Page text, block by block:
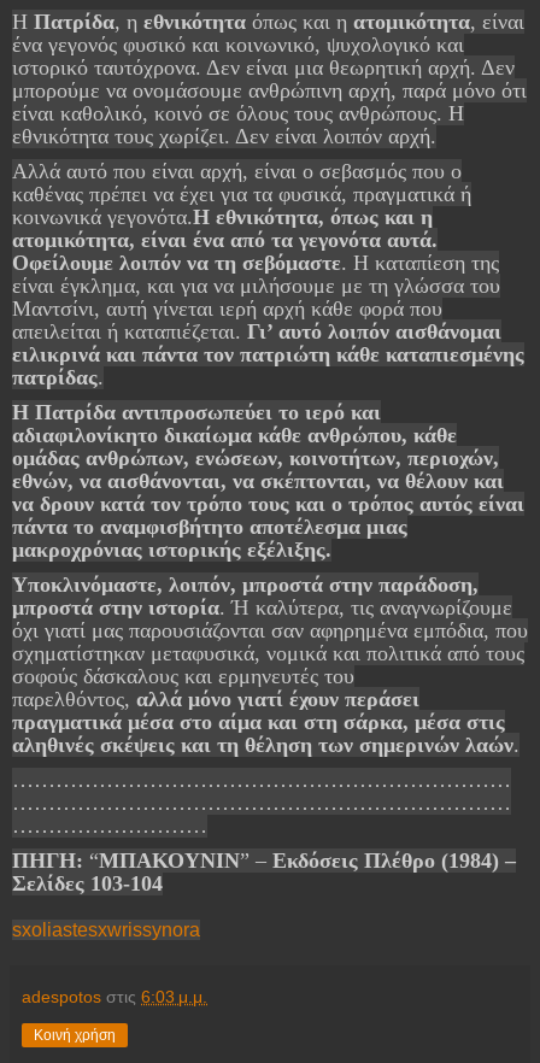
Η Πατρίδα, η εθνικότητα όπως και η ατομικότητα, είναι
ένα γεγονός φυσικό και κοινωνικό, ψυχολογικό και
ιστορικό ταυτόχρονα. Δεν είναι μια θεωρητική αρχή. Δεν
μπορούμε να ονομάσουμε ανθρώπινη αρχή, παρά μόνο ότι
είναι καθολικό, κοινό σε όλους τους ανθρώπους. Η
εθνικότητα τους χωρίζει. Δεν είναι λοιπόν αρχή.
Αλλά αυτό που είναι αρχή, είναι ο σεβασμός που ο
καθένας πρέπει να έχει για τα φυσικά, πραγματικά ή
κοινωνικά γεγονότα.Η εθνικότητα, όπως και η
ατομικότητα, είναι ένα από τα γεγονότα αυτά.
Οφείλουμε λοιπόν να τη σεβόμαστε. Η καταπίεση της
είναι έγκλημα, και για να μιλήσουμε με τη γλώσσα του
Μαντσίνι, αυτή γίνεται ιερή αρχή κάθε φορά που
απειλείται ή καταπιέζεται. Γι’ αυτό λοιπόν αισθάνομαι
ειλικρινά και πάντα τον πατριώτη κάθε καταπιεσμένης
πατρίδας.
Η Πατρίδα αντιπροσωπεύει το ιερό και
αδιαφιλονίκητο δικαίωμα κάθε ανθρώπου, κάθε
ομάδας ανθρώπων, ενώσεων, κοινοτήτων, περιοχών,
εθνών, να αισθάνονται, να σκέπτονται, να θέλουν και
να δρουν κατά τον τρόπο τους και ο τρόπος αυτός είναι
πάντα το αναμφισβήτητο αποτέλεσμα μιας
μακροχρόνιας ιστορικής εξέλιξης.
Υποκλινόμαστε, λοιπόν, μπροστά στην παράδοση,
μπροστά στην ιστορία. Ή καλύτερα, τις αναγνωρίζουμε
όχι γιατί μας παρουσιάζονται σαν αφηρημένα εμπόδια, που
σχηματίστηκαν μεταφυσικά, νομικά και πολιτικά από τους
σοφούς δάσκαλους και ερμηνευτές του
παρελθόντος, αλλά μόνο γιατί έχουν περάσει
πραγματικά μέσα στο αίμα και στη σάρκα, μέσα στις
αληθινές σκέψεις και τη θέληση των σημερινών λαών.
……………………………………………………………
……………………………………………………………
………………………
ΠΗΓΗ: “ΜΠΑΚΟΥΝΙΝ” – Εκδόσεις Πλέθρο (1984) –
Σελίδες 103-104
sxoliastesxwrissynora
adespotos στις 6:03 μ.μ.
Κοινή χρήση